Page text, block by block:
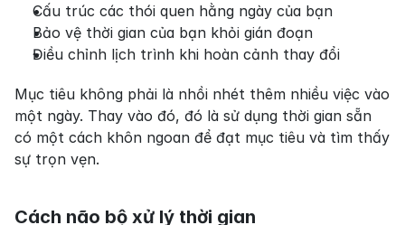
Cấu trúc các thói quen hằng ngày của bạn
Bảo vệ thời gian của bạn khỏi gián đoạn
Điều chỉnh lịch trình khi hoàn cảnh thay đổi
Mục tiêu không phải là nhồi nhét thêm nhiều việc vào
một ngày. Thay vào đó, đó là sử dụng thời gian sẵn
có một cách khôn ngoan để đạt mục tiêu và tìm thấy
sự trọn vẹn.
Cách não bộ xử lý thời gian